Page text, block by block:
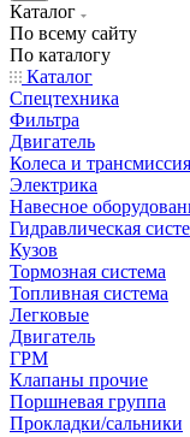
Каталог
По всему сайту
По каталогу
Каталог
Спецтехника
Фильтра
Двигатель
Колеса и трансмиссия
Электрика
Навесное
Гидравлическая
Кузов
Тормозная система
Топливная система
Легковые
Двигатель
ГРМ
Клапаны прочие
Поршневая группа
Прокладки/сальники